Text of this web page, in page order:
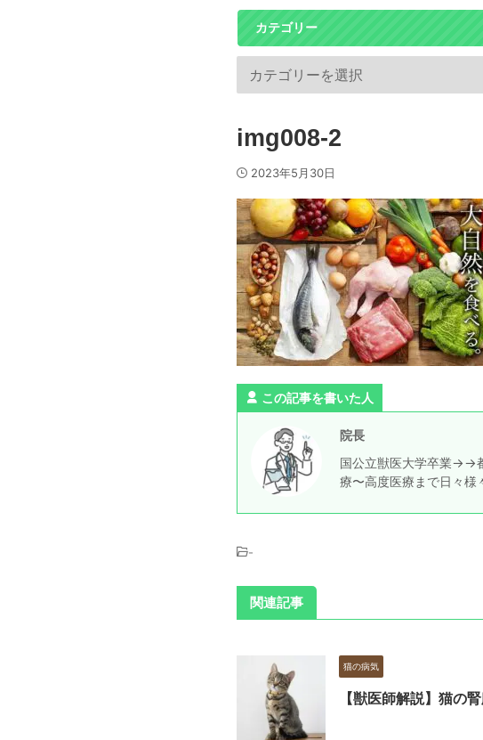
カテゴリー
img008-2
2023年5月30日
この記事を書いた人
院長
国公立獣医大学卒業→→
療〜高度医療まで日々様
-
関連記事
猫の病気
【獣医師解説】猫の